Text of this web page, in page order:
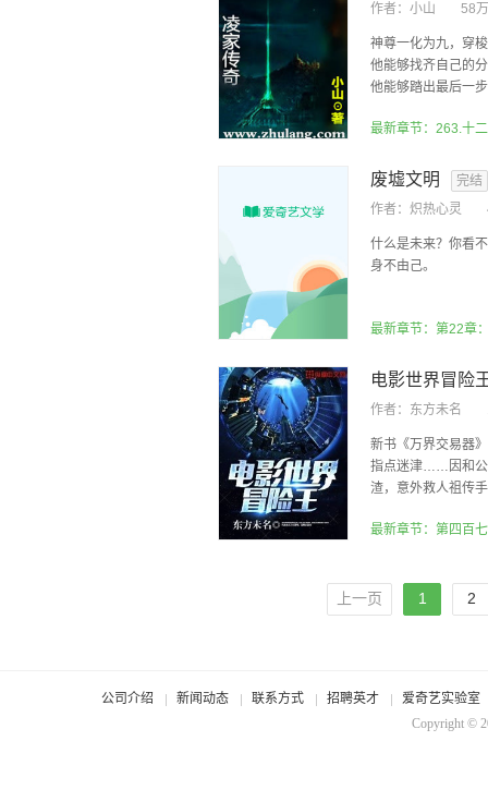
作者： 小山 58
神尊一化为九，穿
他能够找齐自己的
他能够踏出最后一
最新章节：263.十
废墟文明
完结
作者： 炽热心灵
什么是未来？你看
身不由己。
最新章节：第22章
电影世界冒险
作者： 东方未名
新书《万界交易器
指点迷津……因和公
渣，意外救人祖传
最新章节：第四百
上一页 1 2
公司介绍 新闻动态 联系方式 招聘英才
爱奇艺实验室
Copyright ©